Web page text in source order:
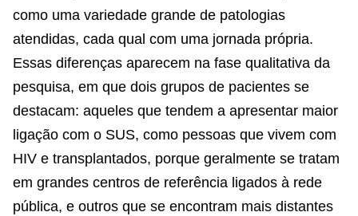
como uma variedade grande de patologias
atendidas, cada qual com uma jornada própria.
Essas diferenças aparecem na fase qualitativa da
pesquisa, em que dois grupos de pacientes se
destacam: aqueles que tendem a apresentar maior
ligação com o SUS, como pessoas que vivem com
HIV e transplantados, porque geralmente se tratam
em grandes centros de referência ligados à rede
pública, e outros que se encontram mais distantes